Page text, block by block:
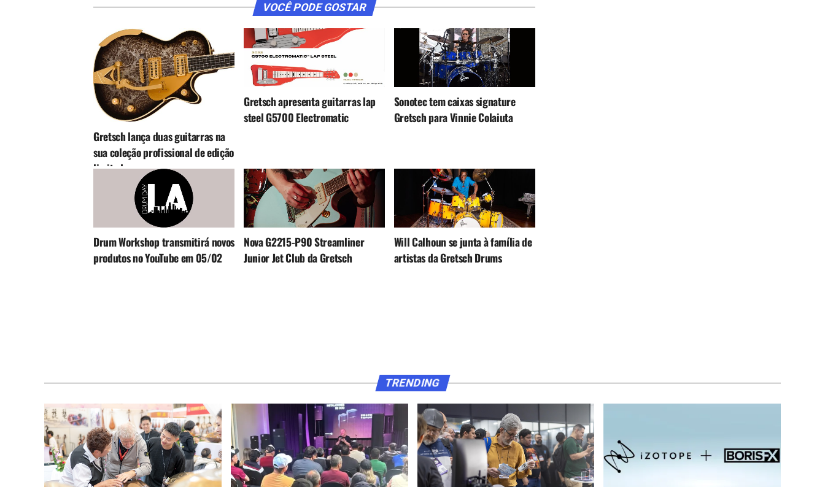
VOCÊ PODE GOSTAR
Gretsch lança duas guitarras na
sua coleção profissional de edição
limitada
Gretsch apresenta guitarras lap
steel G5700 Electromatic
Sonotec tem caixas signature
Gretsch para Vinnie Colaiuta
Drum Workshop transmitirá novos
produtos no YouTube em 05/02
Nova G2215-P90 Streamliner
Junior Jet Club da Gretsch
Will Calhoun se junta à família de
artistas da Gretsch Drums
TRENDING